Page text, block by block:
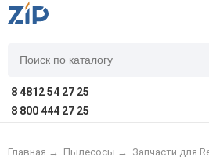
8 4812 54 27 25
8 800 444 27 25
Главная → Пылесосы → Запчасти для